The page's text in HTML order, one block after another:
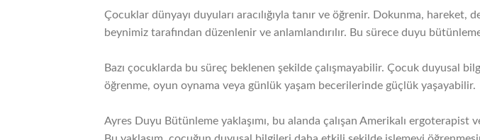
Çocuklar dünyayı duyuları aracılığıyla tanır ve öğrenir. Dokunma, hareket,
beynimiz tarafından düzenlenir ve anlamlandırılır. Bu sürece duyu
Bazı çocuklarda bu süreç beklenen şekilde çalışmayabilir. Çocuk duyusal
öğrenme, oyun oynama veya günlük yaşam becerilerinde güçlük yaşayabilir.
Ayres Duyu Bütünleme yaklaşımı, bu alanda çalışan Amerikalı